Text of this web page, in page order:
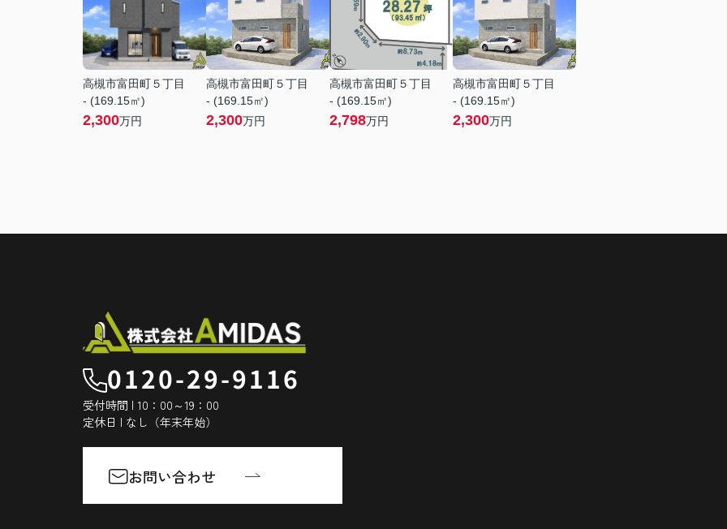
高槻市富田町５丁目
- (169.15㎡)
2,300万円
高槻市富田町５丁目
- (169.15㎡)
2,300万円
高槻市富田町５丁目
- (169.15㎡)
2,798万円
高槻市富田町５丁目
- (169.15㎡)
2,300万円
0120-29-9116
受付時間 | 10：00～19：00
定休日 | なし（年末年始）
お問い合わせ